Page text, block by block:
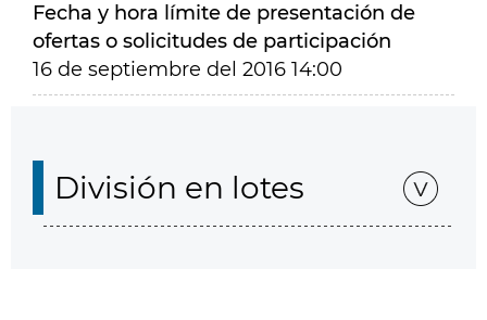
Fecha y hora límite de presentación de
ofertas o solicitudes de participación
16 de septiembre del 2016 14:00
División en lotes